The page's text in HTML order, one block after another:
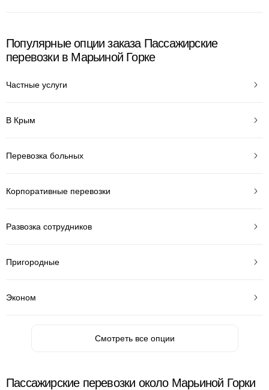
Популярные опции заказа Пассажирские
перевозки в Марьиной Горке
Частные услуги
В Крым
Перевозка больных
Корпоративные перевозки
Развозка сотрудников
Пригородные
Эконом
Смотреть все опции
Пассажирские перевозки около Марьиной Горки